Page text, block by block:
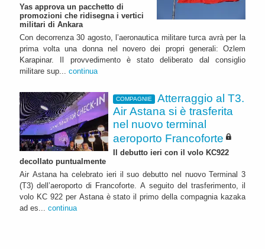
Yas approva un pacchetto di
promozioni che ridisegna i vertici
militari di Ankara
Con decorrenza 30 agosto, l’aeronautica militare turca avrà per la
prima volta una donna nel novero dei propri generali: Ozlem
Karapinar. Il provvedimento è stato deliberato dal consiglio
militare sup... continua
COMPAGNIE
Atterraggio al T3.
Air Astana si è trasferita
nel nuovo terminal
aeroporto Francoforte
Il debutto ieri con il volo KC922
decollato puntualmente
Air Astana ha celebrato ieri il suo debutto nel nuovo Terminal 3
(T3) dell’aeroporto di Francoforte. A seguito del trasferimento, il
volo KC 922 per Astana è stato il primo della compagnia kazaka
ad es... continua